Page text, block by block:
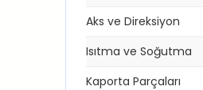
Aks ve Direksiyon
Isıtma ve Soğutma
Kaporta Parçaları